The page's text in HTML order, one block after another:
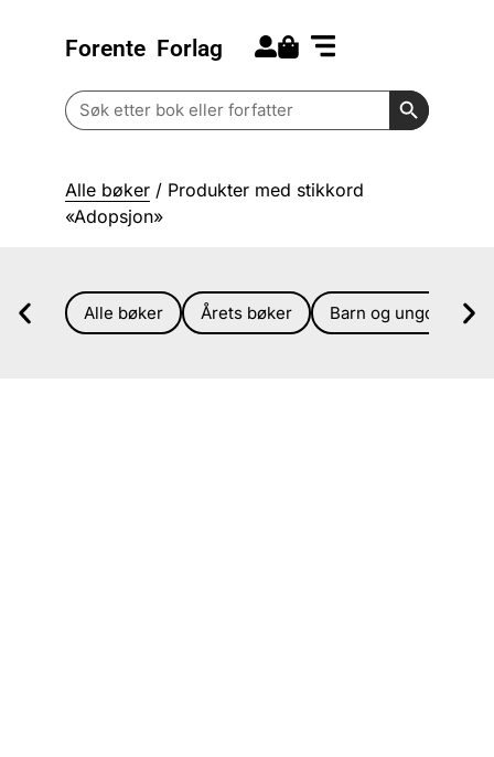
Forente Forlag
Search
for:
Search
Alle bøker / Produkter med stikkord
«Adopsjon»
Alle bøker Årets bøker Barn og ungdom